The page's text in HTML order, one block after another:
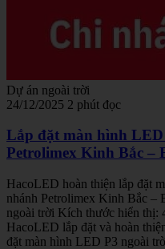
Dự án ngoài trời
24/12/2025 2 phút đọc
Lắp đặt màn hình
Petrolimex Kinh Bắc –
HacoLED hoàn thiện lắp đặt
nhánh Petrolimex Kinh Bắc –
ngoài trời Kích thước hiển thị:
HacoLED lắp đặt và hoàn
đặt màn hình LED P3 ngoài